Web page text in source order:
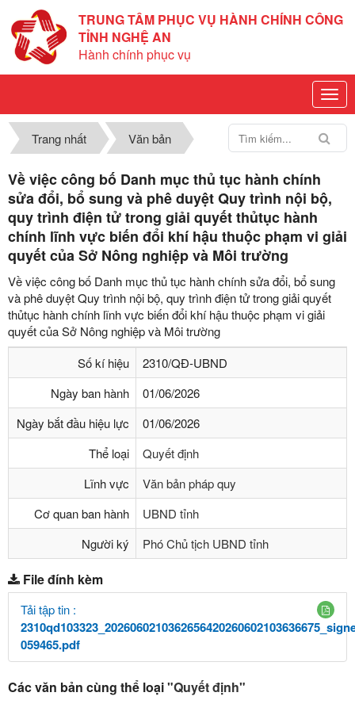
TRUNG TÂM PHỤC VỤ HÀNH CHÍNH CÔNG
TỈNH NGHỆ AN
Hành chính phục vụ
Trang nhất Văn bản
Về việc công bố Danh mục thủ tục hành chính
sửa đổi, bổ sung và phê duyệt Quy trình nội bộ,
quy trình điện tử trong giải quyết thủtục hành
chính lĩnh vực biến đổi khí hậu thuộc phạm vi giải
quyết của Sở Nông nghiệp và Môi trường
Về việc công bố Danh mục thủ tục hành chính sửa đổi, bổ sung
và phê duyệt Quy trình nội bộ, quy trình điện tử trong giải quyết
thủtục hành chính lĩnh vực biến đổi khí hậu thuộc phạm vi giải
quyết của Sở Nông nghiệp và Môi trường
Số kí hiệu
2310/QĐ-UBND
Ngày ban hành
01/06/2026
Ngày bắt đầu hiệu lực
01/06/2026
Thể loại
Quyết định
Lĩnh vực
Văn bản pháp quy
Cơ quan ban hành
UBND tỉnh
Người ký
Phó Chủ tịch UBND tỉnh
File đính kèm
Tải tập tin :
059465.pdf
Các văn bản cùng thể loại"Quyết định"